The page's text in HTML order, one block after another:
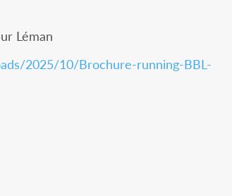
Léman
2025/10/Brochure-running-BBL-